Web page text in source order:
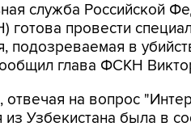
служба Российской
провести
подозреваемая в
глава ФСКН
на вопрос
Узбекистана была в